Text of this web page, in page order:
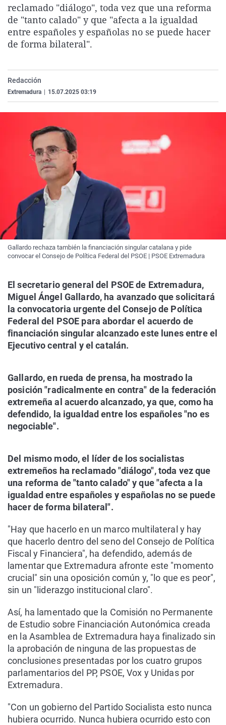
La rosa de los vientos
Gente viajera
Caso
Retornados
Extremadura
Galicia
Virales
Televisión
reclamado "diálogo", toda vez que una reforma
de "tanto calado" y que "afecta a la igualdad
entre españoles y españolas no se puede hacer
de forma bilateral".
Redacción
Extremadura 15.07.2025 03:19
Gallardo rechaza también la financiación singular catalana y pide
convocar el Consejo de Política Federal del PSOE | PSOE Extremadura
El secretario general del PSOE de Extremadura,
Miguel Ángel Gallardo, ha avanzado que solicitará
la convocatoria urgente del Consejo de Política
Federal del PSOE para abordar el acuerdo de
financiación singular alcanzado este lunes entre el
Ejecutivo central y el catalán.
Gallardo, en rueda de prensa, ha mostrado la
posición "radicalmente en contra" de la federación
extremeña al acuerdo alcanzado, ya que, como ha
defendido, la igualdad entre los españoles "no es
negociable".
Del mismo modo, el líder de los socialistas
extremeños ha reclamado "diálogo", toda vez que
una reforma de "tanto calado" y que "afecta a la
igualdad entre españoles y españolas no se puede
hacer de forma bilateral".
"Hay que hacerlo en un marco multilateral y hay
que hacerlo dentro del seno del Consejo de Política
Fiscal y Financiera", ha defendido, además de
lamentar que Extremadura afronte este "momento
crucial" sin una oposición común y, "lo que es peor",
sin un "liderazgo institucional claro".
Así, ha lamentado que la Comisión no Permanente
de Estudio sobre Financiación Autonómica creada
en la Asamblea de Extremadura haya finalizado sin
la aprobación de ninguna de las propuestas de
conclusiones presentadas por los cuatro grupos
parlamentarios del PP, PSOE, Vox y Unidas por
Extremadura.
"Con un gobierno del Partido Socialista esto nunca
hubiera ocurrido. Nunca hubiera ocurrido esto con